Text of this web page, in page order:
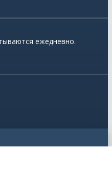
ежедневно.